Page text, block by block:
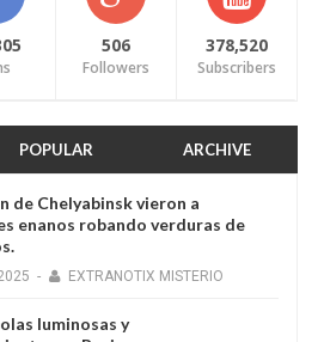
506
Followers
378,520
Subscribers
POPULAR ARCHIVE
de Chelyabinsk vieron a
enanos robando verduras de
- EXTRANOTIX MISTERIO
luminosas y